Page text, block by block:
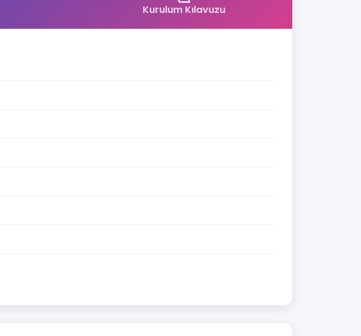
Kurulum Kılavuzu